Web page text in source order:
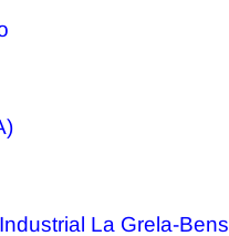
La Grela-Bens